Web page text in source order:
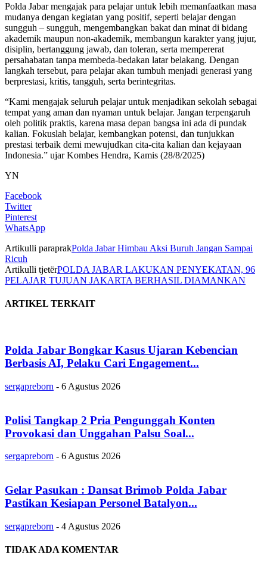
Polda Jabar mengajak para pelajar untuk lebih memanfaatkan masa
mudanya dengan kegiatan yang positif, seperti belajar dengan
sungguh – sungguh, mengembangkan bakat dan minat di bidang
akademik maupun non-akademik, membangun karakter yang jujur,
disiplin, bertanggung jawab, dan toleran, serta mempererat
persahabatan tanpa membeda-bedakan latar belakang. Dengan
langkah tersebut, para pelajar akan tumbuh menjadi generasi yang
berprestasi, kritis, tangguh, serta berintegritas.
“Kami mengajak seluruh pelajar untuk menjadikan sekolah sebagai
tempat yang aman dan nyaman untuk belajar. Jangan terpengaruh
oleh politik praktis, karena masa depan bangsa ini ada di pundak
kalian. Fokuslah belajar, kembangkan potensi, dan tunjukkan
prestasi terbaik demi mewujudkan cita-cita kalian dan kejayaan
Indonesia.” ujar Kombes Hendra, Kamis (28/8/2025)
YN
Facebook
Twitter
Pinterest
WhatsApp
Artikulli paraprakPolda Jabar Himbau Aksi Buruh Jangan Sampai
Ricuh
Artikulli tjetërPOLDA JABAR LAKUKAN PENYEKATAN, 96
PELAJAR TUJUAN JAKARTA BERHASIL DIAMANKAN
ARTIKEL TERKAIT
Polda Jabar Bongkar Kasus Ujaran Kebencian
Berbasis AI, Pelaku Cari Engagement...
sergapreborn - 6 Agustus 2026
Polisi Tangkap 2 Pria Pengunggah Konten
Provokasi dan Unggahan Palsu Soal...
sergapreborn - 6 Agustus 2026
Gelar Pasukan : Dansat Brimob Polda Jabar
Pastikan Kesiapan Personel Batalyon...
sergapreborn - 4 Agustus 2026
TIDAK ADA KOMENTAR